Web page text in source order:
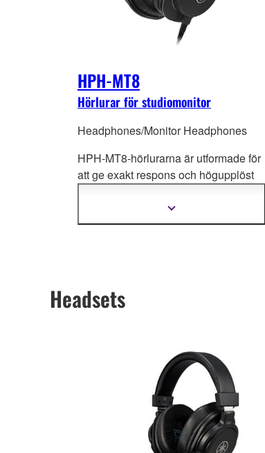
HPH-MT8
Hörlurar för studiomonitor
Headphones/Monitor Headphones
HPH-MT8-hörlurarna är utformade för
att ge exakt respons och högupplöst
troget varje nyans i mellan- och
högregistret med stram bas. Yamaha
studioutrustning för att utforma
varenda akustisk komponent i dessa
Visa
Headsets